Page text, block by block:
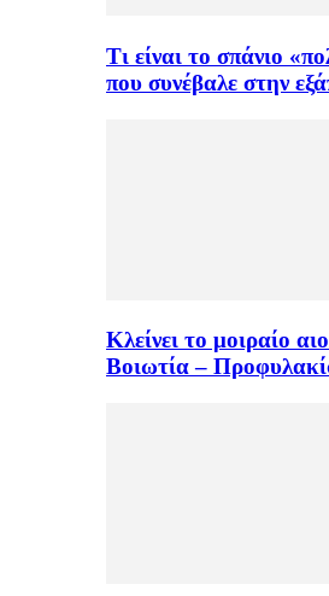
Τι είναι το σπάνιο
που συνέβαλε στην
Κλείνει το μοιραίο
Βοιωτία –